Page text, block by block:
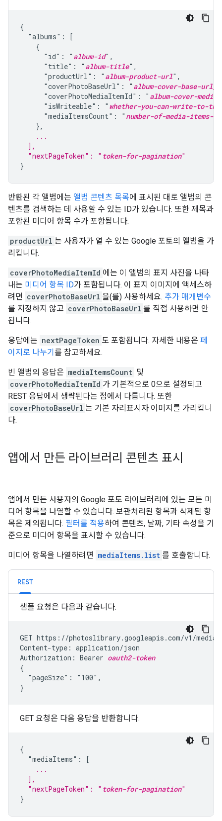
{
  "albums": [
    {
      "id": "
album-id",
      "title": "
album-title",
      "productUrl": "
album-product-url",
      "coverPhotoBaseUrl": "
album-cover-base-
      "coverPhotoMediaItemId": "
album-cover-
      "isWriteable": "
whether-you-can-write-to-
      "mediaItemsCount": "
number-of-media-items-
    ...
  ],
  "nextPageToken": "
token-for-pagination"
}
반환된 각 앨범에는 앨범 콘텐츠 목록에 표시된 대로 앨범의 콘
텐츠를 검색하는 데 사용할 수 있는 ID가 있습니다. 또한 제목과
포함된 미디어 항목 수가 포함됩니다.
productUrl 는 사용자가 열 수 있는 Google 포토의 앨범을 가
리킵니다.
coverPhotoMediaItemId 에는 이 앨범의 표지 사진을 나타
내는 미디어 항목 ID가 포함됩니다. 이 표지 이미지에 액세스하
려면 coverPhotoBaseUrl 을(를) 사용하세요. 추가 매개변수
를 지정하지 않고 coverPhotoBaseUrl 를 직접 사용하면 안
됩니다.
응답에는 nextPageToken 도 포함됩니다. 자세한 내용은 페
이지로 나누기 를 참고하세요.
빈 앨범의 응답은 mediaItemsCount 및
coverPhotoMediaItemId 가 기본적으로 0으로 설정되고
REST 응답에서 생략된다는 점에서 다릅니다. 또한
coverPhotoBaseUrl 는 기본 자리표시자 이미지를 가리킵니
다.
앱에서 만든 라이브러리 콘텐츠 표시
앱에서 만든 사용자의 Google 포토 라이브러리에 있는 모든 미
디어 항목을 나열할 수 있습니다. 보관처리된 항목과 삭제된 항
목은 제외됩니다. 필터를 적용하여 콘텐츠, 날짜, 기타 속성을 기
준으로 미디어 항목을 표시할 수 있습니다.
미디어 항목을 나열하려면 mediaItems.list 를 호출합니다.
REST
샘플 요청은 다음과 같습니다.
GET https://photoslibrary.googleapis.com/v1/
Content-type: application/json
Authorization: Bearer oauth2-token
{
  "pageSize": "100",
}
GET 요청은 다음 응답을 반환합니다.
{
    ...
  ],
  "nextPageToken": "
token-for-pagination"
}